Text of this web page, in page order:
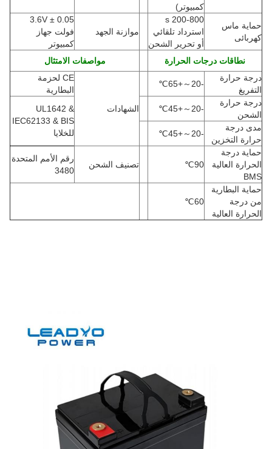
كمبيوتر)
حماية ماس
كهربائى
200-800 s
استرداد تلقائي
أو تحرير الشحن
موازنة الجهد
3.6V ± 0.05
فولت جهاز
كمبيوتر
نطاقات درجات الحرارة
مواصفات الامتثال
درجة حرارة
التفريغ
-20
～
+65
℃
الشهادات
CE لحزمة
البطارية
درجة حرارة
الشحن
-20
～
+45
℃
UL1642 &
IEC62133 & BIS
للخلايا
مدى درجة
حرارة التخزين
-20
～
+45
℃
حماية درجة
الحرارة العالية
BMS
90
℃ تصنيف الشحن
رقم الأمم المتحدة
3480
حماية البطارية
من درجة
الحرارة العالية
60
℃